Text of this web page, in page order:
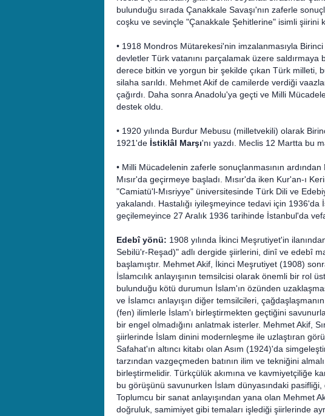
bulunduğu sırada Çanakkale Savaşı'nın zaferle
coşku ve sevinçle "Çanakkale Şehitlerine" isimli şiirini
• 1918 Mondros Mütarekesi'nin imzalanmasıyla
devletler Türk vatanını parçalamak üzere saldırmaya
derece bitkin ve yorgun bir şekilde çıkan Türk milleti,
silaha sarıldı. Mehmet Akif de camilerde verdiği
çağırdı. Daha sonra Anadolu'ya geçti ve Milli
destek oldu.
• 1920 yılında Burdur Mebusu (milletvekili) olarak
1921'de İstiklâl Marşı'nı yazdı. Meclis 12 Martta bu
• Milli Mücadelenin zaferle sonuçlanmasının ardından
Mısır'da geçirmeye başladı. Mısır'da iken Kur'an-ı
"Camiatü'l-Mısriyye" üniversitesinde Türk Dili ve
yakalandı. Hastalığı iyileşmeyince tedavi için 1936'da
geçilemeyince 27 Aralık 1936 tarihinde İstanbul'da
Edebî yönü: 1908 yılında İkinci Meşrutiyet'in
Sebilü'r-Reşad)" adlı dergide şiirlerini, dinî ve edebî
başlamıştır. Mehmet Akif, İkinci Meşrutiyet (1908)
İslamcılık anlayışının temsilcisi olarak önemli bir rol
bulunduğu kötü durumun İslam'ın özünden
ve İslamcı anlayışın diğer temsilcileri,
(fen) ilimlerle İslam'ı birleştirmekten geçtiğini
bir engel olmadığını anlatmak isterler. Mehmet Akif,
şiirlerinde İslam dinini modernleşme ile uzlaştıran
Safahat'ın altıncı kitabı olan Asım (1924)'da
tarzından vazgeçmeden batının ilim ve tekniğini
birleştirmelidir. Türkçülük akımına ve kavmiyetçiliğe
bu görüşünü savunurken İslam dünyasındaki pasifliği,
Toplumcu bir sanat anlayışından yana olan Mehmet
doğruluk, samimiyet gibi temaları işlediği şiirlerinde